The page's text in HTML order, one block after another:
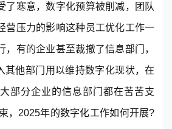
售后服务
Rights Reserved
了寒意，数字化预算被削减，团队
营压力的影响这种员工优化工作一
，有的企业甚至裁撤了信息部门，
其他部门用以维持数字化现状，在
部分企业的信息部门都在苦苦支
，2025年的数字化工作如何开展?